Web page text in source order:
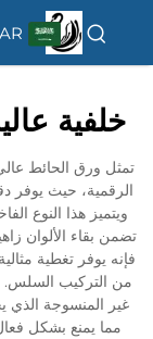
AR
خلفية عالية
الرقمية، حيث يوفر
ويتميز هذا النوع
فإنه يوفر تغطية
من التركيب السلس.
غير المنسوجة الذي
مما يمنع بشكل